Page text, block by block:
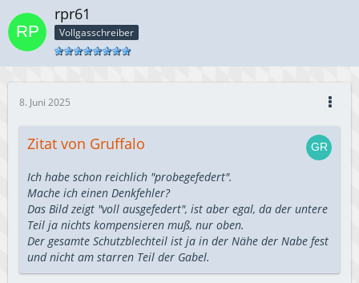
rpr61
Vollgasschreiber
8. Juni 2025
Zitat von Gruffalo
Ich habe schon reichlich "probegefedert".
Mache ich einen Denkfehler?
Das Bild zeigt "voll ausgefedert", ist aber egal, da der untere
Teil ja nichts kompensieren muß, nur oben.
Der gesamte Schutzblechteil ist ja in der Nähe der Nabe fest
und nicht am starren Teil der Gabel.